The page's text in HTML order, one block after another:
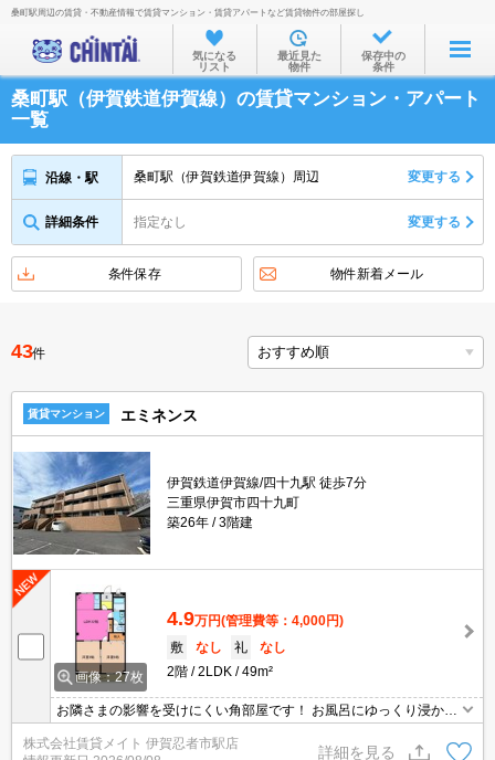
お部屋を探す
沿線・駅から
住所から
家賃相場から
不動産会社から
桑町駅周辺の賃貸・不動産情報で賃貸マンション・賃貸アパートなど賃貸物件の部屋探し
気になる
リスト
最近見た
物件
保存中の
条件
桑町駅（伊賀鉄道伊賀線）の賃貸マンション・アパート
一覧
沿線・駅 桑町駅（伊賀鉄道伊賀線）周辺 変更する
詳細条件 指定なし 変更する
条件保存 物件新着メール
43件
賃貸マンション エミネンス
伊賀鉄道伊賀線/四十九駅 徒歩7分
三重県伊賀市四十九町
築26年
3階建
画像：27枚
4.9万円(管理費等：4,000円)
敷
なし 礼
なし
2階
2LDK 49m²
お隣さまの影響を受けにくい角部屋です！ お風呂にゆっくり浸かり
たい方・空間を別々に分けたい方にオススメなバス・トイレ別物件
です♪
株式会社賃貸メイト 伊賀忍者市駅店
詳細を見る